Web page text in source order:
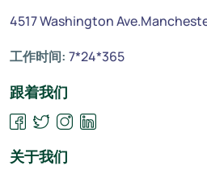
4517 Washington
工作时间: 7*24*365
跟着我们
关于我们